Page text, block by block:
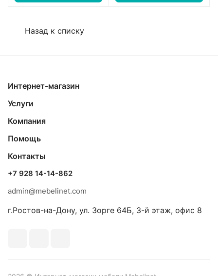
Назад к списку
Интернет-магазин
Услуги
Компания
Помощь
Контакты
+7 928 14-14-862
admin@mebelinet.com
г.Ростов-на-Дону, ул. Зорге 64Б, 3-й этаж, офис 8